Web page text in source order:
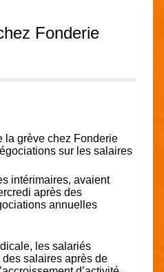
Fonderie
la grève chez Fonderie
sur les salaires
intérimaires, avaient
après des
annuelles
les salariés
salaires après de